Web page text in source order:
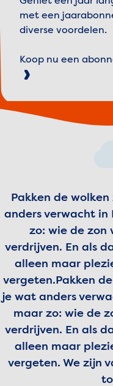
met een
diverse voordelen.
Koop nu een
Weather
Pakken de
anders verwacht in
zo: wie de zon
verdrijven. En als
alleen maar
vergeten. Pakken
je wat anders
maar zo: wie de
verdrijven. En als
alleen maar
vergeten. We zijn